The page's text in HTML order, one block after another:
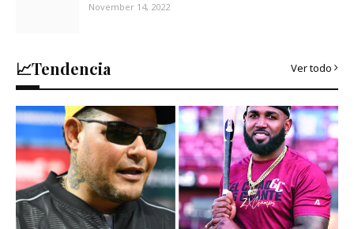
November 14, 2022
📈Tendencia Ver todo